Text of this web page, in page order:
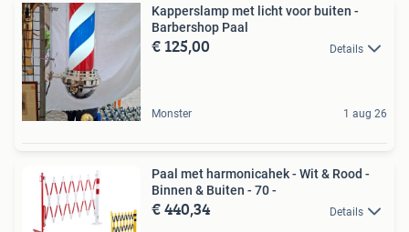
Kapperslamp met licht voor buiten -
Barbershop Paal
€ 125,00 Details
Monster 1 aug 26
Paal met harmonicahek - Wit & Rood -
Binnen & Buiten - 70 -
€ 440,34 Details